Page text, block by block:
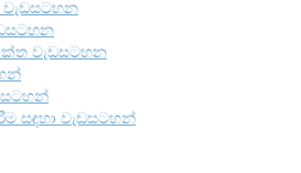
වැඩසටහන
වැඩසටහන
සඳහා වැඩසටහන්